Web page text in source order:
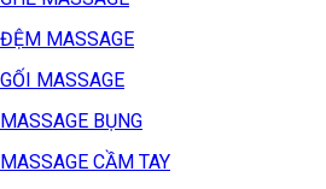
ĐỆM MASSAGE
GỐI MASSAGE
MASSAGE BỤNG
MASSAGE CẦM TAY